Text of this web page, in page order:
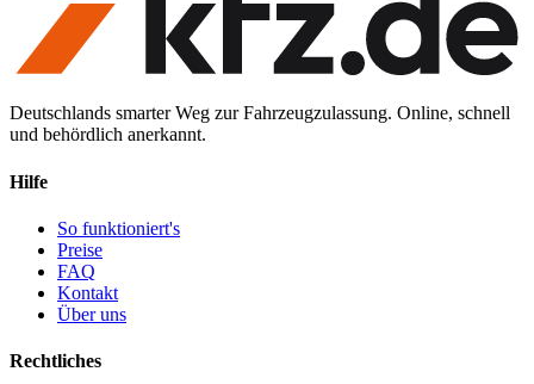
Deutschlands smarter Weg zur Fahrzeugzulassung. Online, schnell
und behördlich anerkannt.
Hilfe
So funktioniert's
Preise
FAQ
Kontakt
Über uns
Rechtliches